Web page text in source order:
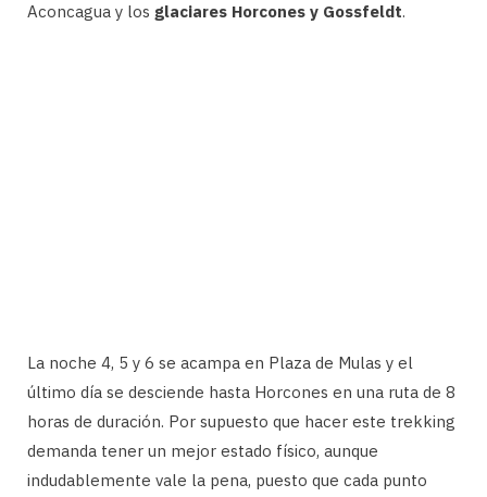
Aconcagua y los glaciares Horcones y Gossfeldt.
La noche 4, 5 y 6 se acampa en Plaza de Mulas y el
último día se desciende hasta Horcones en una ruta de 8
horas de duración. Por supuesto que hacer este trekking
demanda tener un mejor estado físico, aunque
indudablemente vale la pena, puesto que cada punto